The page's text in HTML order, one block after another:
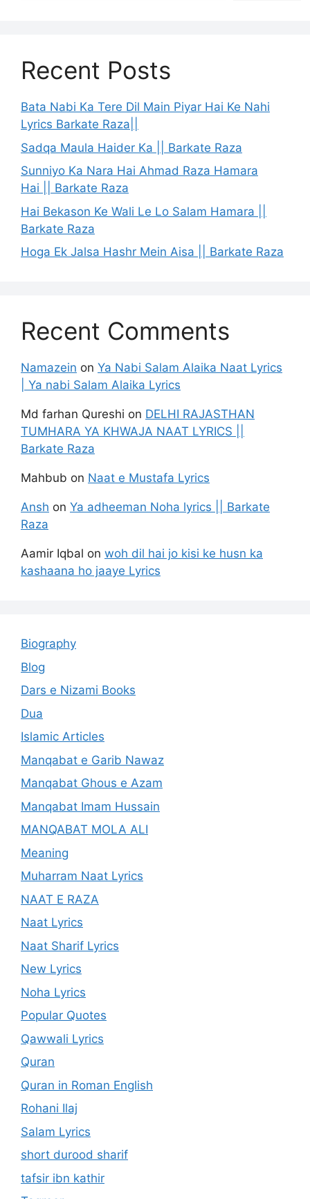
Recent Posts
Bata Nabi Ka Tere Dil Main Piyar Hai Ke Nahi
Lyrics Barkate Raza||
Sadqa Maula Haider Ka || Barkate Raza
Sunniyo Ka Nara Hai Ahmad Raza Hamara
Hai || Barkate Raza
Hai Bekason Ke Wali Le Lo Salam Hamara ||
Barkate Raza
Hoga Ek Jalsa Hashr Mein Aisa || Barkate Raza
Recent Comments
Namazein on Ya Nabi Salam Alaika Naat Lyrics
| Ya nabi Salam Alaika Lyrics
Md farhan Qureshi on DELHI RAJASTHAN
TUMHARA YA KHWAJA NAAT LYRICS ||
Barkate Raza
Mahbub on Naat e Mustafa Lyrics
Ansh on Ya adheeman Noha lyrics || Barkate
Raza
Aamir Iqbal on woh dil hai jo kisi ke husn ka
kashaana ho jaaye Lyrics
Biography
Blog
Dars e Nizami Books
Dua
Islamic Articles
Manqabat e Garib Nawaz
Manqabat Ghous e Azam
Manqabat Imam Hussain
MANQABAT MOLA ALI
Meaning
Muharram Naat Lyrics
NAAT E RAZA
Naat Lyrics
Naat Sharif Lyrics
New Lyrics
Noha Lyrics
Popular Quotes
Qawwali Lyrics
Quran
Quran in Roman English
Rohani Ilaj
Salam Lyrics
short durood sharif
tafsir ibn kathir